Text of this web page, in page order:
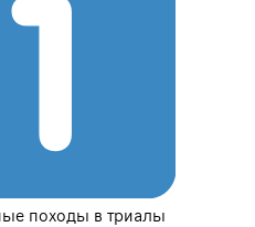
походы в триалы